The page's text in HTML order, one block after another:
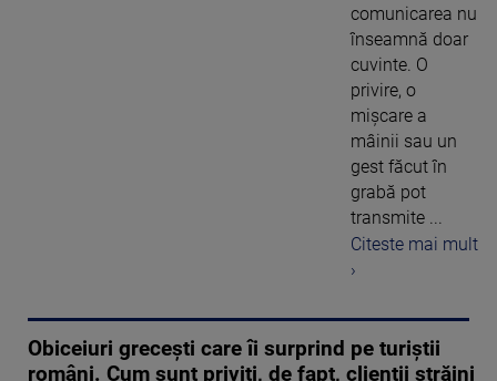
comunicarea nu
înseamnă doar
cuvinte. O
privire, o
mișcare a
mâinii sau un
gest făcut în
grabă pot
transmite ...
Citeste mai mult
›
Obiceiuri grecești care îi surprind pe turiștii
români. Cum sunt priviți, de fapt, clienții străini